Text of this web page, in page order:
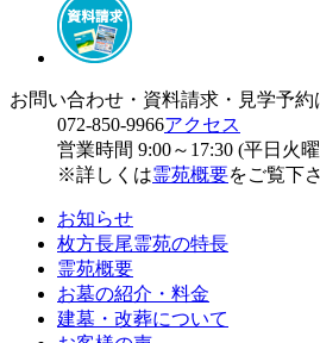
お問い合わせ・資料請求・見学予約
072-850-9966アクセス
営業時間 9:00～17:30 (平日火
※詳しくは霊苑概要をご覧下
お知らせ
枚方長尾霊苑の特長
霊苑概要
お墓の紹介・料金
建墓・改葬について